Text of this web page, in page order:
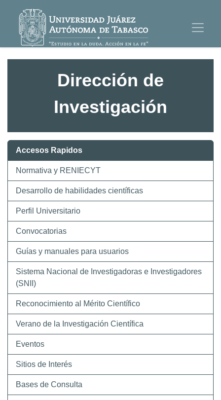
Dirección de
Investigación
Accesos Rapidos
Normativa y RENIECYT
Desarrollo de habilidades científicas
Perfil Universitario
Convocatorias
Guías y manuales para usuarios
Sistema Nacional de Investigadoras e Investigadores
(SNII)
Reconocimiento al Mérito Científico
Verano de la Investigación Científica
Eventos
Sitios de Interés
Bases de Consulta